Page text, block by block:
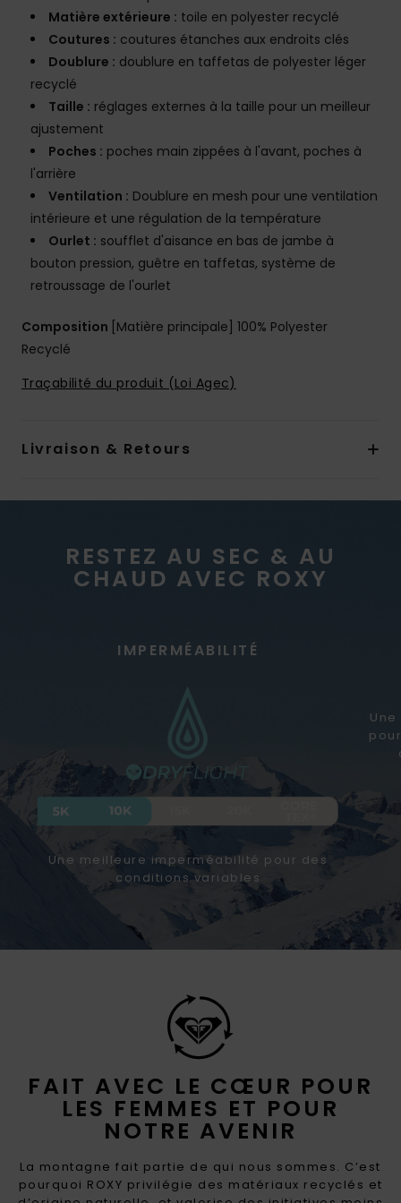
Matière extérieure : toile en polyester recyclé
Coutures : coutures étanches aux endroits clés
Doublure : doublure en taffetas de polyester léger
recyclé
Taille : réglages externes à la taille pour un meilleur
ajustement
Poches : poches main zippées à l'avant, poches à
l'arrière
Ventilation : Doublure en mesh pour une ventilation
intérieure et une régulation de la température
Ourlet : soufflet d'aisance en bas de jambe à
bouton pression, guêtre en taffetas, système de
retroussage de l'ourlet
Composition [Matière principale] 100% Polyester
Recyclé
Traçabilité du produit (Loi Agec)
Livraison & Retours
FAIT AVEC LE CŒUR POUR
LES FEMMES ET POUR
NOTRE AVENIR
La montagne fait partie de qui nous sommes. C’est
pourquoi ROXY privilégie des matériaux recyclés et
RESTEZ AU SEC & AU
CHAUD AVEC ROXY
IMPERMÉABILITÉ
Une meilleure imperméabilité pour des
conditions variables